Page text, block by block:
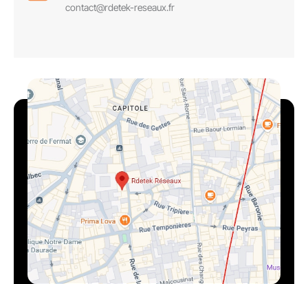
contact@rdetek-reseaux.fr